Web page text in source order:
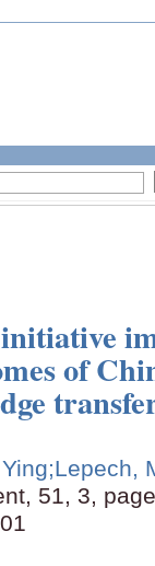
of
;Lepech,
51, 3,